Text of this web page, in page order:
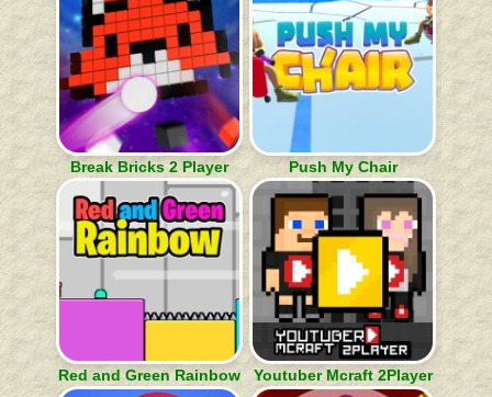
Break Bricks 2 Player Push My Chair
Red and Green Rainbow Youtuber Mcraft 2Player